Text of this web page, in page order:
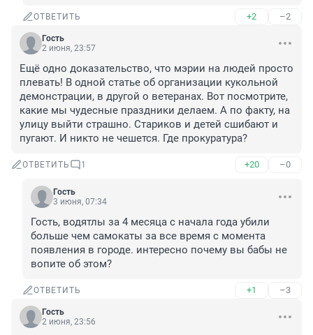
ОТВЕТИТЬ +2 –2
Гость
2 июня, 23:57
Ещё одно доказательство, что мэрии на людей просто
плевать! В одной статье об организации кукольной
демонстрации, в другой о ветеранах. Вот посмотрите,
какие мы чудесные праздники делаем. А по факту, на
улицу выйти страшно. Стариков и детей сшибают и
пугают. И никто не чешется. Где прокуратура?
ОТВЕТИТЬ 1 +20 –0
Гость
3 июня, 07:34
Гость, водятлы за 4 месяца с начала года убили
больше чем самокаты за все время с момента
появления в городе. интересно почему вы бабы не
вопите об этом?
ОТВЕТИТЬ +1 –3
Гость
2 июня, 23:56